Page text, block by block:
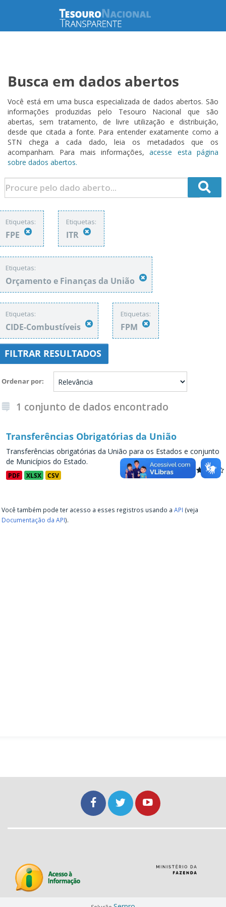
Busca em dados abertos
Você está em uma busca especializada de dados abertos. São
informações produzidas pelo Tesouro Nacional que são
abertas, sem tratamento, de livre utilização e distribuição,
desde que citada a fonte. Para entender exatamente como a
STN chega a cada dado, leia os metadados que os
acompanham. Para mais informações,acesse esta página
sobre dados abertos.
Etiquetas:
FPE
Etiquetas:
ITR
Etiquetas:
Orçamento e Finanças da União
Etiquetas:
CIDE-Combustíveis
Etiquetas:
FPM
FILTRAR RESULTADOS
Ordenar por
1 conjunto de dados encontrado
Transferências Obrigatórias da União
Transferências obrigatórias da União para os Estados e conjunto
de Municípios do Estado.
PDF XLSX CSV
Você também pode ter acesso a esses registros usando a API (veja
Documentação da API).